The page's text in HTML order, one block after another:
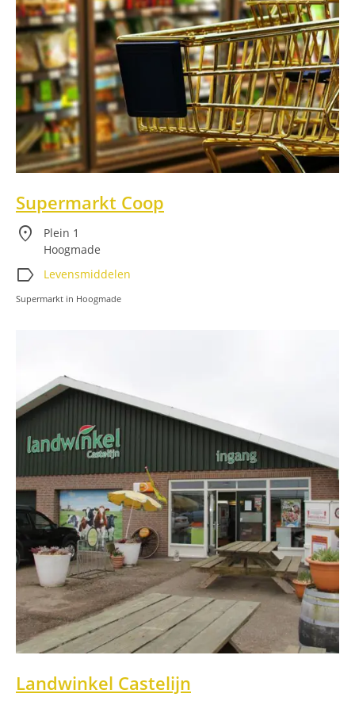
Supermarkt Coop
location_on
Plein 1
Hoogmade
label Levensmiddelen
Supermarkt in Hoogmade
Landwinkel Castelijn